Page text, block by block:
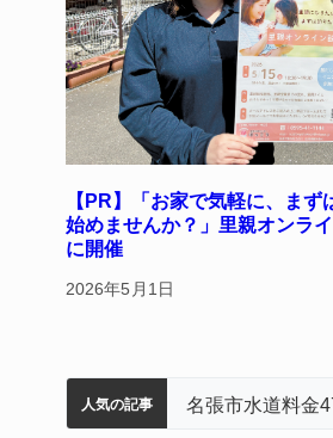
【PR】「お家で気軽に、まず
始めませんか？」里親オンラ
に開催
2026年5月1日
人気の記事
名張市水道料金47％値上げへ 答申案、審議会で大筋まとまる
特産「白鳳梨」の出荷最盛期 直売所にぎわう 伊賀
伊賀市の初代市長・今岡睦之さん死去 87歳
「息子が妊娠させた」母娘だまされ400万円詐欺被害 名張